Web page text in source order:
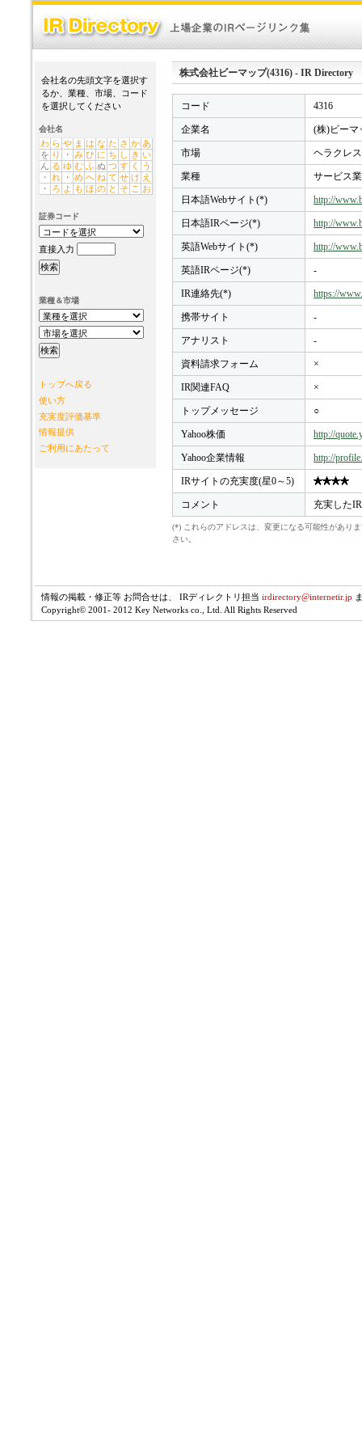
会社名の先頭文字を選択す
るか、業種、市場、コード
を選択してください
会社名
わ ら や ま は な た さ か あ
を り ・ み ひ に ち し き い
ん る ゆ む ふ ぬ つ す く
う
・ れ ・ め へ ね て せ け え
・
ろ よ も ほ の と そ こ お
証券コード
直接入力
業種＆市場
トップへ戻る
使い方
充実度評価基準
情報提供
ご利用にあたって
株式会社ビーマップ(4316) - IR Directory
コード 4316
企業名 (株)ビーマ
市場 ヘラクレス
業種 サービス業
日本語Webサイト(*) http://
日本語IRページ(*) http://
英語Webサイト(*) http://
英語IRページ(*) -
IR連絡先(*) https://
携帯サイト -
アナリスト -
資料請求フォーム ×
IR関連FAQ ×
トップメッセージ ○
Yahoo株価 http://
Yahoo企業情報 http://
IRサイトの充実度(星0～5)
コメント 充実した
(*) これらのアドレスは、変更になる可能性があり
さい。
情報の掲載・修正等 お問合せは、 IRディレクトリ担当 irdirectory@internetir.jp
Copyright© 2001- 2012 Key Networks co., Ltd. All Rights Reserved